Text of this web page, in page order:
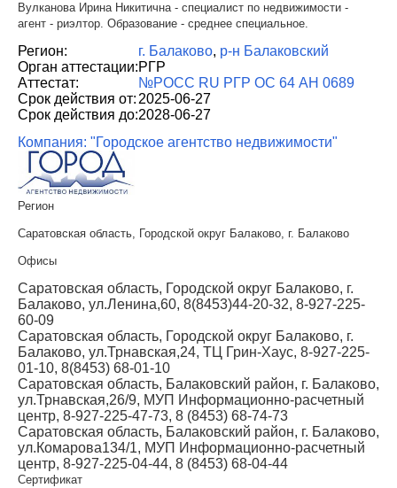
Вулканова Ирина Никитична - специалист по недвижимости -
агент - риэлтор. Образование - среднее специальное.
Регион: г. Балаково, р-н Балаковский
Орган аттестации:РГР
Аттестат:
№РОСС RU РГР ОС 64 АН 0689
Срок действия от: 2025-06-27
Срок действия до:2028-06-27
Компания: "Городское агентство недвижимости"
Регион
Саратовская область, Городской округ Балаково, г. Балаково
Офисы
Саратовская область, Городской округ Балаково, г.
Балаково, ул.Ленина,60, 8(8453)44-20-32, 8-927-225-
60-09
Саратовская область, Городской округ Балаково, г.
Балаково, ул.Трнавская,24, ТЦ Грин-Хаус, 8-927-225-
01-10, 8(8453) 68-01-10
Саратовская область, Балаковский район, г. Балаково,
ул.Трнавская,26/9, МУП Информационно-расчетный
центр, 8-927-225-47-73, 8 (8453) 68-74-73
Саратовская область, Балаковский район, г. Балаково,
ул.Комарова134/1, МУП Информационно-расчетный
центр, 8-927-225-04-44, 8 (8453) 68-04-44
Сертификат